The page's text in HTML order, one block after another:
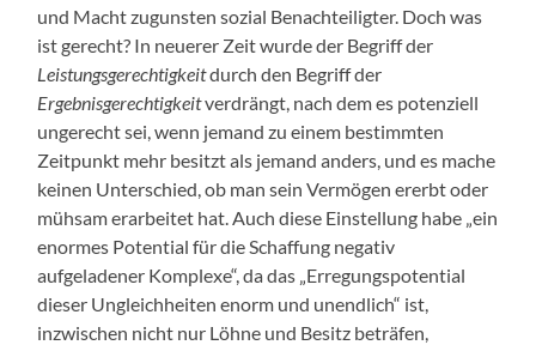
und Macht zugunsten sozial Benachteiligter. Doch was
ist gerecht? In neuerer Zeit wurde der Begriff der
Leistungsgerechtigkeitdurch den Begriff der
Ergebnisgerechtigkeitverdrängt, nach dem es potenziell
ungerecht sei, wenn jemand zu einem bestimmten
Zeitpunkt mehr besitzt als jemand anders, und es mache
keinen Unterschied, ob man sein Vermögen ererbt oder
mühsam erarbeitet hat. Auch diese Einstellung habe „ein
enormes Potential für die Schaffung negativ
aufgeladener Komplexe“, da das „Erregungspotential
dieser Ungleichheiten enorm und unendlich“ ist,
inzwischen nicht nur Löhne und Besitz beträfen,